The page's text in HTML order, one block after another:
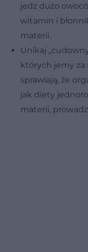
jedz dużo
witamin i
materii.
Unikaj
których jemy za
sprawiają, że
jak diety
materii,